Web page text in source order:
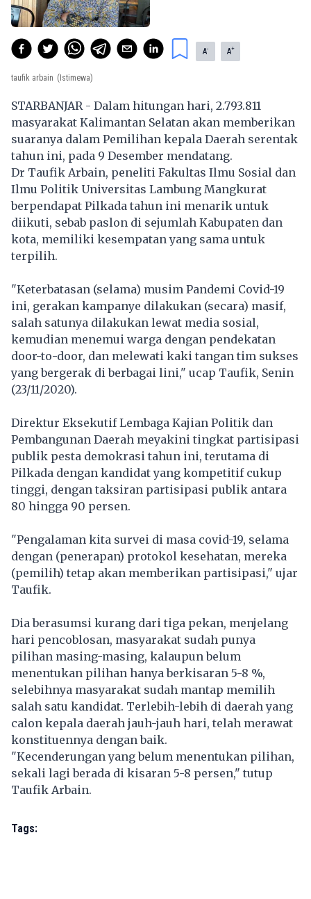
A- A+
taufik arbain (Istimewa)
STARBANJAR - Dalam hitungan hari, 2.793.811
masyarakat Kalimantan Selatan akan memberikan
suaranya dalam Pemilihan kepala Daerah serentak
tahun ini, pada 9 Desember mendatang.
Dr Taufik Arbain, peneliti Fakultas Ilmu Sosial dan
Ilmu Politik Universitas Lambung Mangkurat
berpendapat Pilkada tahun ini menarik untuk
diikuti, sebab paslon di sejumlah Kabupaten dan
kota, memiliki kesempatan yang sama untuk
terpilih.
"Keterbatasan (selama) musim Pandemi Covid-19
ini, gerakan kampanye dilakukan (secara) masif,
salah satunya dilakukan lewat media sosial,
kemudian menemui warga dengan pendekatan
door-to-door, dan melewati kaki tangan tim sukses
yang bergerak di berbagai lini," ucap Taufik, Senin
(23/11/2020).
Direktur Eksekutif Lembaga Kajian Politik dan
Pembangunan Daerah meyakini tingkat partisipasi
publik pesta demokrasi tahun ini, terutama di
Pilkada dengan kandidat yang kompetitif cukup
tinggi, dengan taksiran partisipasi publik antara
80 hingga 90 persen.
"Pengalaman kita survei di masa covid-19, selama
dengan (penerapan) protokol kesehatan, mereka
(pemilih) tetap akan memberikan partisipasi," ujar
Taufik.
Dia berasumsi kurang dari tiga pekan, menjelang
hari pencoblosan, masyarakat sudah punya
pilihan masing-masing, kalaupun belum
menentukan pilihan hanya berkisaran 5-8 %,
selebihnya masyarakat sudah mantap memilih
salah satu kandidat. Terlebih-lebih di daerah yang
calon kepala daerah jauh-jauh hari, telah merawat
konstituennya dengan baik.
"Kecenderungan yang belum menentukan pilihan,
sekali lagi berada di kisaran 5-8 persen," tutup
Taufik Arbain.
Tags: